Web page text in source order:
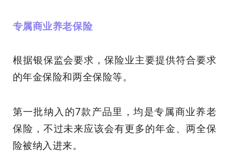
专属商业养老保险
根据银保监会要求，保险业主要提供符合要求
的年金保险和两全保险等。
第一批纳入的7款产品里，均是专属商业养老
保险，不过未来应该会有更多的年金、两全保
险被纳入进来。